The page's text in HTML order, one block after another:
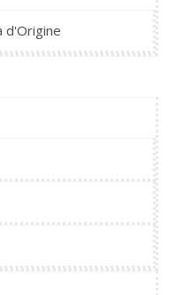
d'Origine